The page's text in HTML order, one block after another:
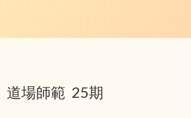
道場師範 25期